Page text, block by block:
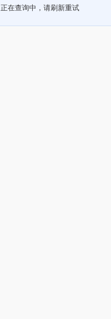
正在查询中，请刷新重试